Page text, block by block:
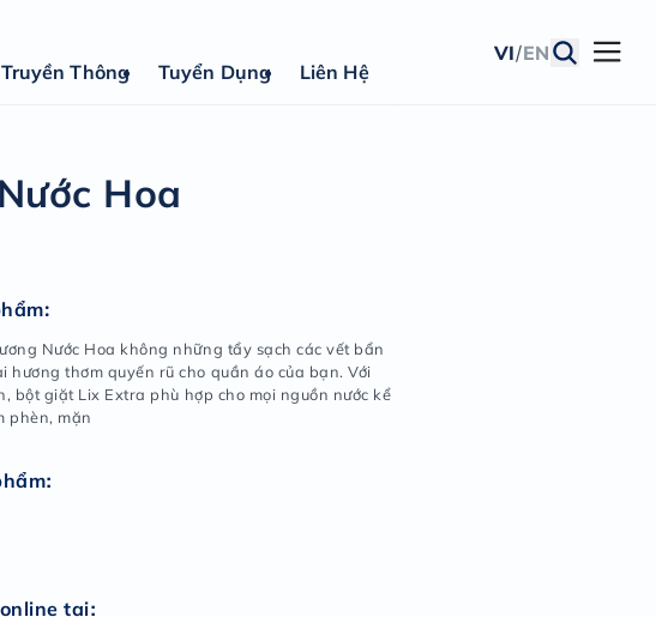
Truyền Thông Tuyển Dụng Liên Hệ
VI/EN
• Giặt Tẩy
Giới thiệu sản phẩm:
Dung tích sản phẩm